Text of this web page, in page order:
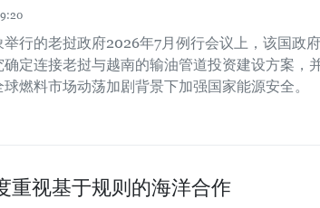
举行的老挝政府2026年7月例行会议上，该国政
确定连接老挝与越南的输油管道投资建设方案，
燃料市场动荡加剧背景下加强国家能源安全。
重视基于规则的海洋合作